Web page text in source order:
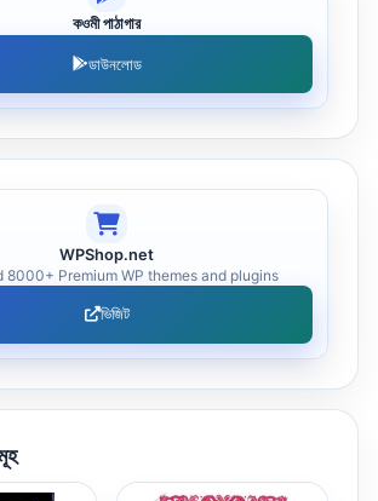
কওমী পাঠাগার
ডাউনলোড
WPShop.net
8000+ Premium WP themes and plugins
ভিজিট